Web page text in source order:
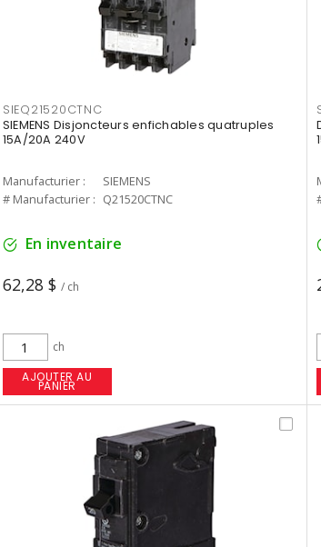
SIEQ21520CTNC
SIEMENS Disjoncteurs enfichables quatruples
15A/20A 240V
Manufacturier :
SIEMENS
# Manufacturier : Q21520CTNC
En inventaire
62,28 $ / ch
ch
AJOUTER AU
PANIER